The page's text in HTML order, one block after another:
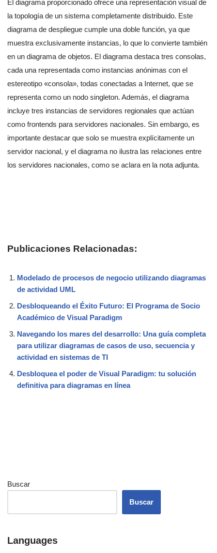
El diagrama proporcionado ofrece una representación visual de
la topología de un sistema completamente distribuido. Este
diagrama de despliegue cumple una doble función, ya que
muestra exclusivamente instancias, lo que lo convierte también
en un diagrama de objetos. El diagrama destaca tres consolas,
cada una representada como instancias anónimas con el
estereotipo «consola», todas conectadas a Internet, que se
representa como un nodo singleton. Además, el diagrama
incluye tres instancias de servidores regionales que actúan
como frontends para servidores nacionales. Sin embargo, es
importante destacar que solo se muestra explícitamente un
servidor nacional, y el diagrama no ilustra las relaciones entre
los servidores nacionales, como se aclara en la nota adjunta.
Publicaciones Relacionadas:
Modelado de procesos de negocio utilizando diagramas
de actividad UML
Desbloqueando el Éxito Futuro: El Programa de Socio
Académico de Visual Paradigm
Navegando los mares del desarrollo: Una guía completa
para utilizar diagramas de casos de uso, secuencia y
actividad en sistemas de TI
Desbloquea el poder de Visual Paradigm: tu solución
definitiva para diagramas en línea
Buscar
Buscar
Languages